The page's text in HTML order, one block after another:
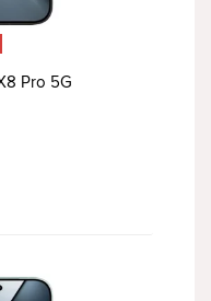
Pro 5G